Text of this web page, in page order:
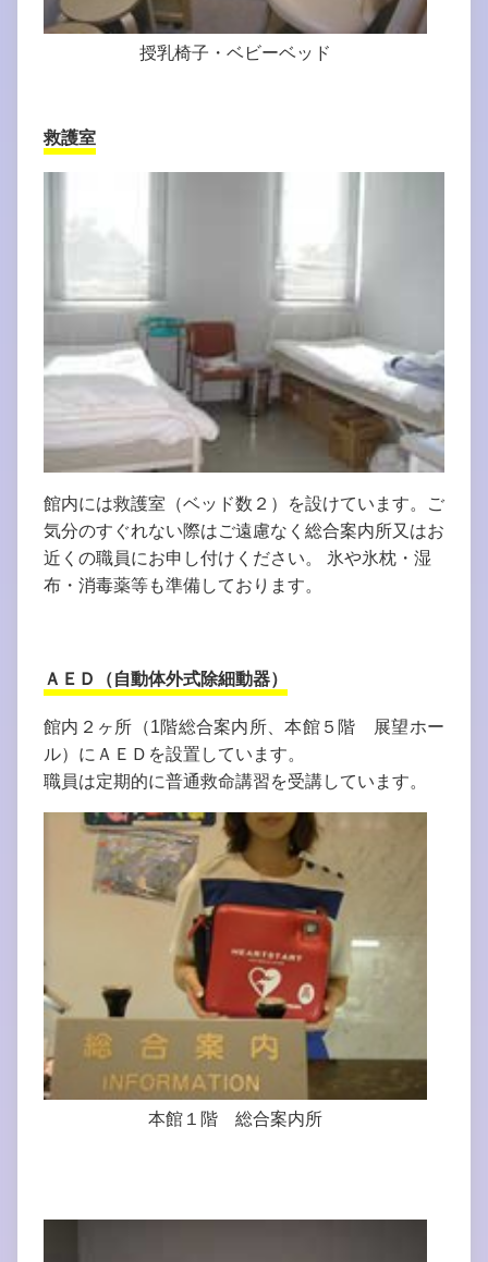
授乳椅子・ベビーベッド
救護室
館内には救護室（ベッド数２）を設けています。ご
気分のすぐれない際はご遠慮なく総合案内所又はお
近くの職員にお申し付けください。 氷や氷枕・湿
布・消毒薬等も準備しております。
ＡＥＤ（自動体外式除細動器）
館内２ヶ所（1階総合案内所、本館５階 展望ホー
ル）にＡＥＤを設置しています。
職員は定期的に普通救命講習を受講しています。
本館１階 総合案内所